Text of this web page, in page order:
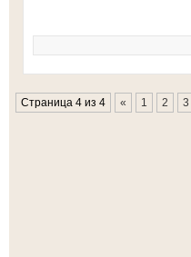
Страница 4 из 4 « 1 2 3